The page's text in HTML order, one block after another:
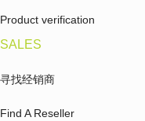
Product verification
SALES
寻找经销商
Find A Reseller